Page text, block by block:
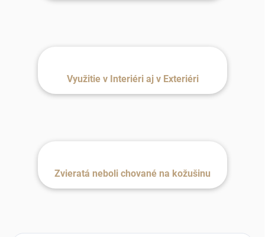
Využitie v Interiéri aj v Exteriéri
Zvieratá neboli chované na kožušinu